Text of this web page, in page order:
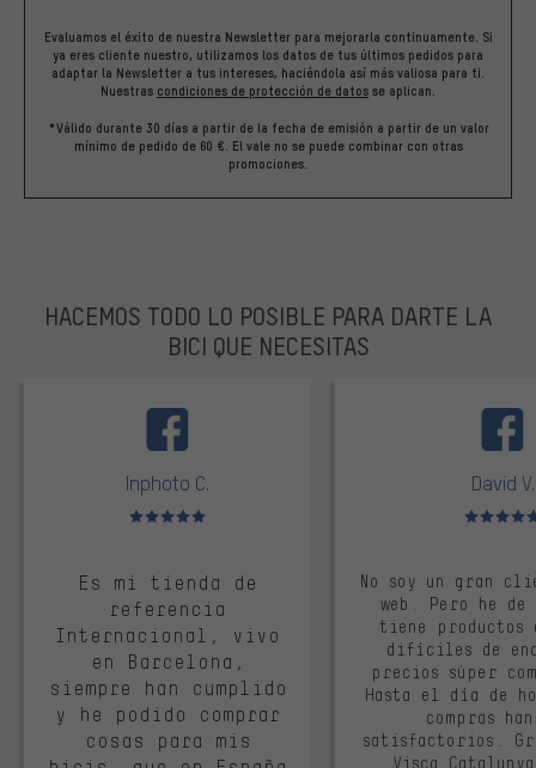
Evaluamos el éxito de nuestra Newsletter para mejorarla continuamente. Si
ya eres cliente nuestro, utilizamos los datos de tus últimos pedidos para
adaptar la Newsletter a tus intereses, haciéndola así más valiosa para ti.
Nuestras condiciones de protección de datos se aplican.
*Válido durante 30 días a partir de la fecha de emisión a partir de un valor
mínimo de pedido de 60 €. El vale no se puede combinar con otras
promociones.
HACEMOS TODO LO POSIBLE PARA DARTE LA
BICI QUE NECESITAS
Inphoto C.
Valoración media: 5 de 5
Es mi tienda de
referencia
Internacional, vivo
en Barcelona,
siempre han cumplido
y he podido comprar
cosas para mis
David V.
Valoración
No soy un gran
web. Pero he
tiene productos
difíciles de
precios súper
Hasta el día de
compras
satisfactorios.
Visca